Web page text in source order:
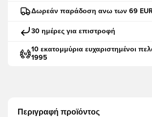
Δωρεάν παράδοση ανω των 69
30 ημέρες για επιστροφή
10 εκατομμύρια ευχαριστημένοι
1995
Περιγραφή προϊόντος